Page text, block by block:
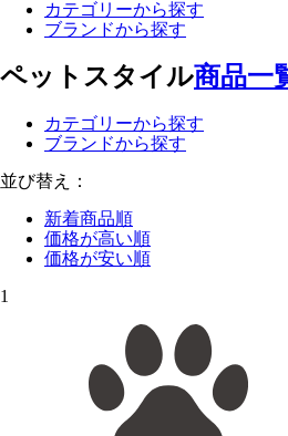
カテゴリーから探す
ブランドから探す
ペットスタイル商品一
カテゴリーから探す
ブランドから探す
並び替え：
新着商品順
価格が高い順
価格が安い順
1